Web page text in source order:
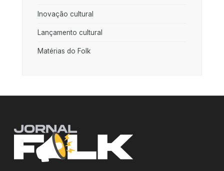
Inovação cultural
Lançamento cultural
Matérias do Folk